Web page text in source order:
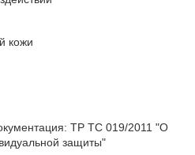
кожи
ТР ТС 019/2011 "О
защиты"